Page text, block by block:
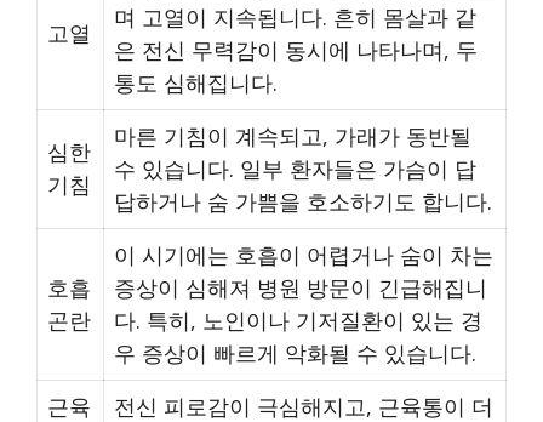
고열
며 고열이 지속됩니다. 흔히 몸살과 같
은 전신 무력감이 동시에 나타나며, 두
통도 심해집니다.
심한
기침
마른 기침이 계속되고, 가래가 동반될
수 있습니다. 일부 환자들은 가슴이 답
답하거나 숨 가쁨을 호소하기도 합니다.
호흡
곤란
이 시기에는 호흡이 어렵거나 숨이 차는
증상이 심해져 병원 방문이 긴급해집니
다. 특히, 노인이나 기저질환이 있는 경
우 증상이 빠르게 악화될 수 있습니다.
근육
전신 피로감이 극심해지고, 근육통이 더